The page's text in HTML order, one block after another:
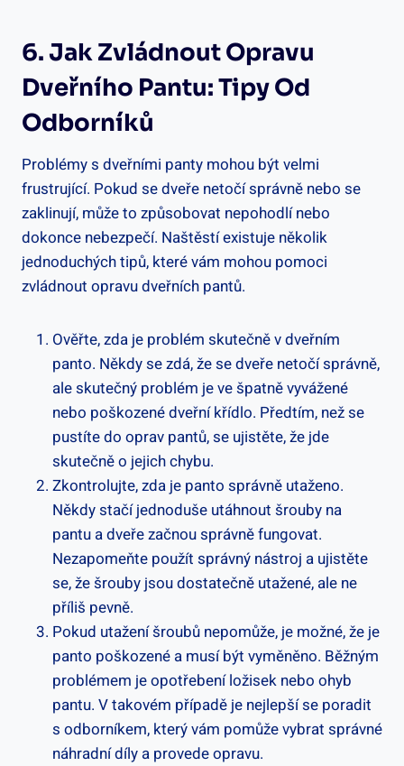
6. Jak Zvládnout Opravu
Dveřního Pantu: Tipy Od
Odborníků
Problémy s dveřními panty mohou být velmi
frustrující. Pokud se dveře netočí správně nebo se
zaklinují, může to způsobovat nepohodlí nebo
dokonce nebezpečí. Naštěstí existuje několik
jednoduchých tipů, které vám mohou pomoci
zvládnout opravu dveřních pantů.
Ověřte, zda je problém skutečně v dveřním
panto. Někdy se zdá, že se dveře netočí správně,
ale skutečný problém je ve špatně vyvážené
nebo poškozené dveřní křídlo. Předtím, než se
pustíte do oprav pantů, se ujistěte, že jde
skutečně o jejich chybu.
Zkontrolujte, zda je panto správně utaženo.
Někdy stačí jednoduše utáhnout šrouby na
pantu a dveře začnou správně fungovat.
Nezapomeňte použít správný nástroj a ujistěte
se, že šrouby jsou dostatečně utažené, ale ne
příliš pevně.
Pokud utažení šroubů nepomůže, je možné, že je
panto poškozené a musí být vyměněno. Běžným
problémem je opotřebení ložisek nebo ohyb
pantu. V takovém případě je nejlepší se poradit
s odborníkem, který vám pomůže vybrat správné
náhradní díly a provede opravu.